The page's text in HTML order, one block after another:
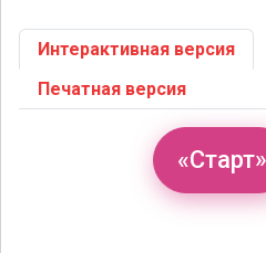
Интерактивная версия
Печатная версия
«Старт»